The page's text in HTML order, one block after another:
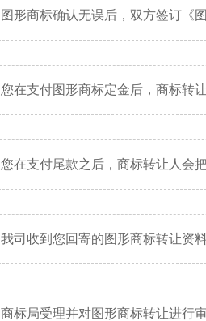
图形商标确认无误后，双方签订《
您在支付图形商标定金后，商标转
您在支付尾款之后，商标转让人会
我司收到您回寄的图形商标转让资
商标局受理并对图形商标转让进行